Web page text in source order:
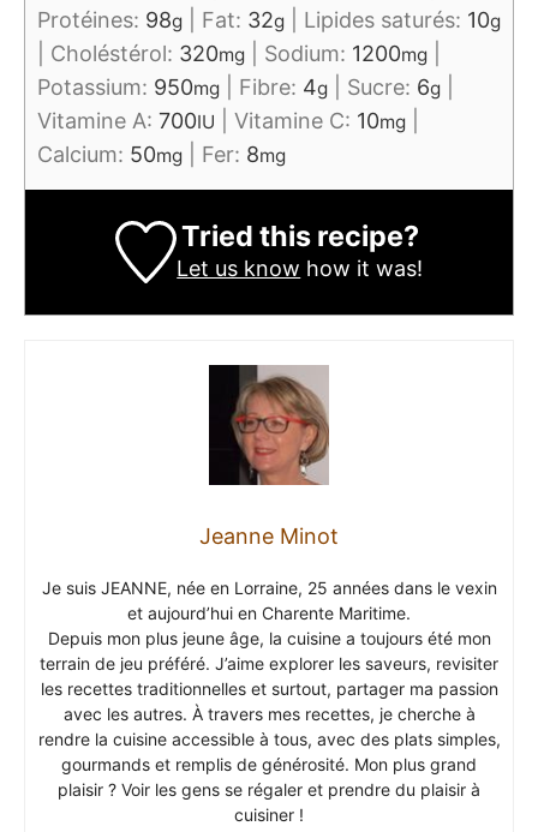
Protéines: 98g Fat: 32g Lipides saturés: 10g
Choléstérol: 320mg Sodium: 1200mg
Potassium: 950mg Fibre: 4g Sucre: 6g
Vitamine A: 700IU Vitamine C: 10mg
Calcium: 50mg Fer: 8mg
Tried this recipe?
Let us know how it was!
Jeanne Minot
Je suis JEANNE, née en Lorraine, 25 années dans le vexin
et aujourd’hui en Charente Maritime.
Depuis mon plus jeune âge, la cuisine a toujours été mon
terrain de jeu préféré. J’aime explorer les saveurs, revisiter
les recettes traditionnelles et surtout, partager ma passion
avec les autres. À travers mes recettes, je cherche à
rendre la cuisine accessible à tous, avec des plats simples,
gourmands et remplis de générosité. Mon plus grand
plaisir ? Voir les gens se régaler et prendre du plaisir à
cuisiner !